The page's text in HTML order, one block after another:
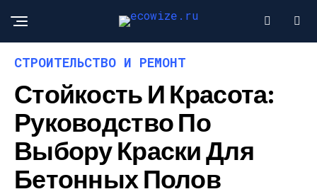
СТРОИТЕЛЬСТВО И РЕМОНТ
Стойкость И Красота:
Руководство По
Выбору Краски Для
Бетонных Полов